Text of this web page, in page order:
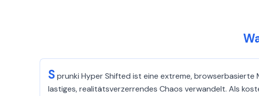
Sprunki Hyper Shifted ist eine extreme,
lastiges, realitätsverzerrendes Chaos verwandelt. Als